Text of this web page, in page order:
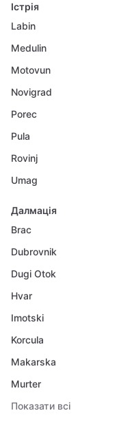
Істрія
Labin
Medulin
Motovun
Novigrad
Porec
Pula
Rovinj
Umag
Далмація
Brac
Dubrovnik
Dugi Otok
Hvar
Imotski
Korcula
Makarska
Murter
Показати всі